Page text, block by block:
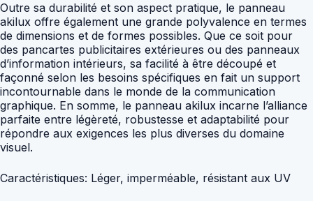
Outre sa durabilité et son aspect pratique, le panneau
akilux offre également une grande polyvalence en termes
de dimensions et de formes possibles. Que ce soit pour
des pancartes publicitaires extérieures ou des panneaux
d’information intérieurs, sa facilité à être découpé et
façonné selon les besoins spécifiques en fait un support
incontournable dans le monde de la communication
graphique. En somme, le panneau akilux incarne l’alliance
parfaite entre légèreté, robustesse et adaptabilité pour
répondre aux exigences les plus diverses du domaine
visuel.
Caractéristiques: Léger, imperméable, résistant aux UV